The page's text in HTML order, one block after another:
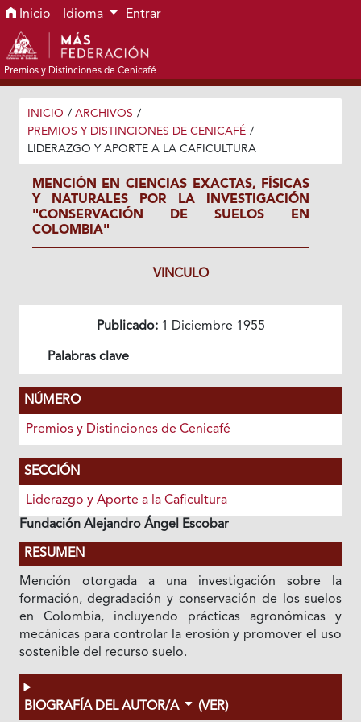
Ir al menú de navegación principal
Ir al contenido principal
Ir al pie de página del sitio
Inicio Idioma Entrar
Premios y Distinciones de Cenicafé
INICIO / ARCHIVOS /
PREMIOS Y DISTINCIONES DE CENICAFÉ /
LIDERAZGO Y APORTE A LA CAFICULTURA
MENCIÓN EN CIENCIAS EXACTAS, FÍSICAS
Y NATURALES POR LA INVESTIGACIÓN
"CONSERVACIÓN DE SUELOS EN
COLOMBIA"
VINCULO
Publicado:1 Diciembre 1955
Palabras clave
NÚMERO
Premios y Distinciones de Cenicafé
SECCIÓN
Liderazgo y Aporte a la Caficultura
Fundación Alejandro Ángel Escobar
RESUMEN
Mención otorgada a una investigación sobre la
formación, degradación y conservación de los suelos
en Colombia, incluyendo prácticas agronómicas y
mecánicas para controlar la erosión y promover el uso
sostenible del recurso suelo.
BIOGRAFÍA DEL AUTOR/A (VER)